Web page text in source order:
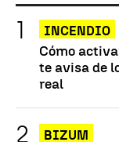
INCENDIO
Cómo
te avisa de
real
BIZUM